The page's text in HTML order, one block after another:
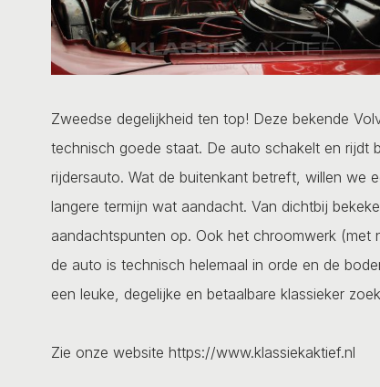
Zweedse degelijkheid ten top! Deze bekende
technisch goede staat. De auto schakelt en rijdt
rijdersauto. Wat de buitenkant betreft, willen we
langere termijn wat aandacht. Van dichtbij
aandachtspunten op. Ook het chroomwerk (met
de auto is technisch helemaal in orde en de
een leuke, degelijke en betaalbare klassieker
Zie onze website https://www.klassiekaktief.nl